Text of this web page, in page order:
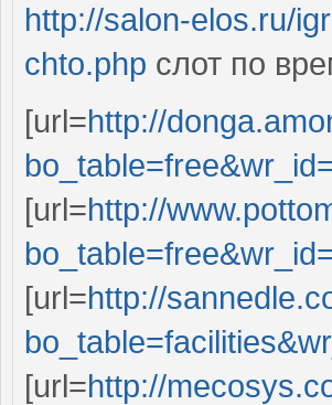
http://salon-elos.ru/
chto.php слот по
[url=http://
[url=http://
[url=http://
[url=http://